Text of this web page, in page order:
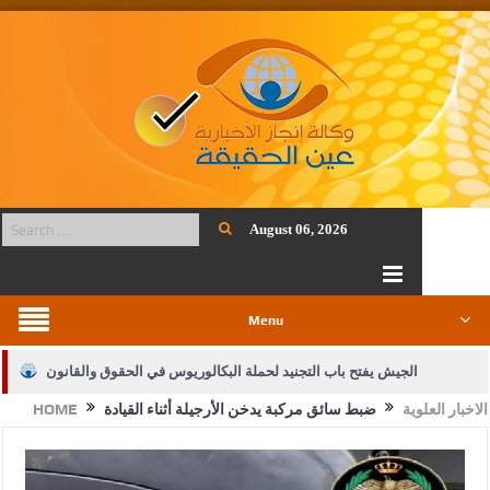
August 06, 2026
Menu
الجيش يفتح باب التجنيد لحملة البكالوريوس في الحقوق والقانون
بيان اجتماع عمّان:دعم الوصاية الهاشمية التاريخية على المقدسات
الإسلامية والمسيحية
HOME الاخبار العلوية ضبط سائق مركبة يدخن الأرجيلة أثناء القيادة